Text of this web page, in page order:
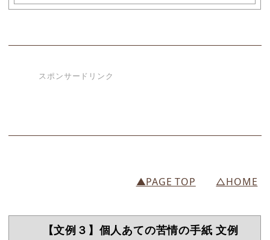
スポンサードリンク
▲PAGE TOP △HOME
【文例３】個人あての苦情の手紙 文例